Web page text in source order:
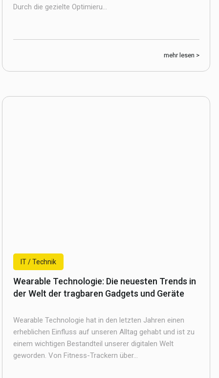
Durch die gezielte Optimieru...
mehr lesen >
IT / Technik
Wearable Technologie: Die neuesten Trends in
der Welt der tragbaren Gadgets und Geräte
Wearable Technologie hat in den letzten Jahren einen
erheblichen Einfluss auf unseren Alltag gehabt und ist zu
einem wichtigen Bestandteil unserer digitalen Welt
geworden. Von Fitness-Trackern über...